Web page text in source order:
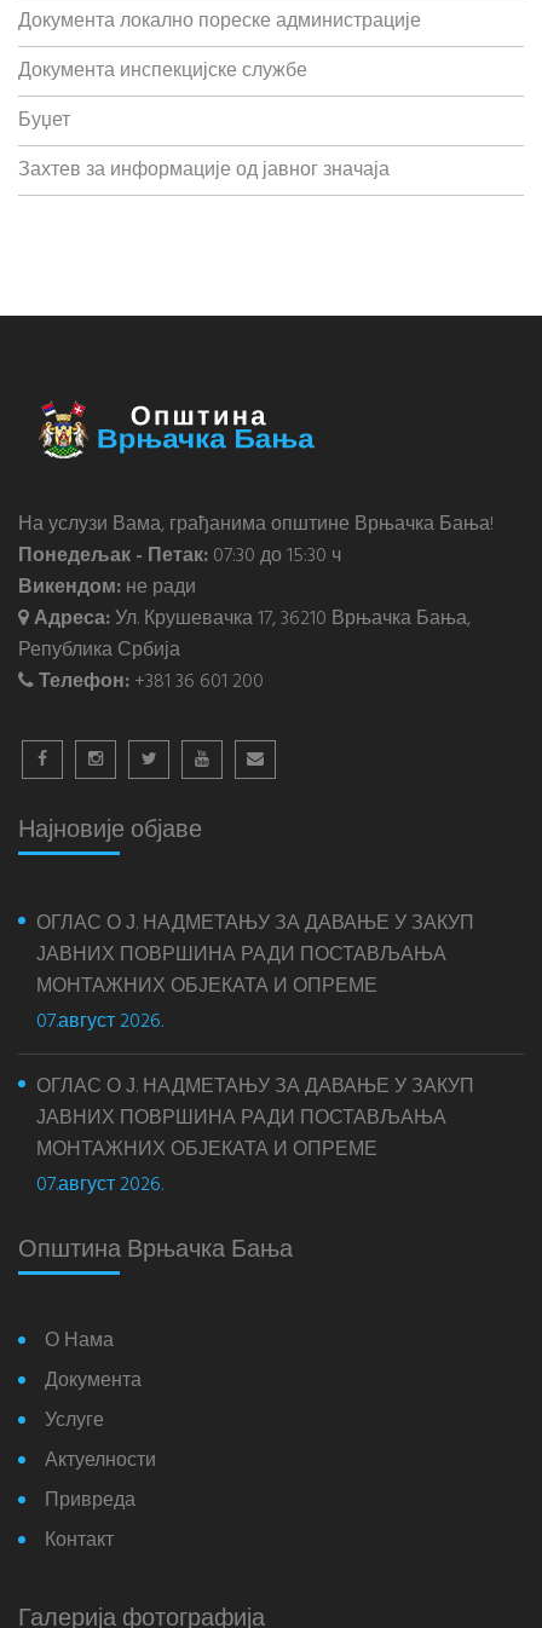
Документа локално пореске администрације
Документа инспекцијске службе
Буџет
Захтев за информације од јавног значаја
На услузи Вама, грађанима општине Врњачка Бања!
Понедељак - Петак:07:30 до 15:30 ч
Викендом:не ради
Адреса:Ул. Крушевачка 17, 36210 Врњачка Бања,
Република Србија
Телефон:+381 36 601 200
Најновије објаве
ОГЛАС О Ј. НАДМЕТАЊУ ЗА ДАВАЊЕ У ЗАКУП
ЈАВНИХ ПОВРШИНА РАДИ ПОСТАВЉАЊА
МОНТАЖНИХ ОБЈЕКАТА И ОПРЕМЕ
07.август 2026.
ОГЛАС О Ј. НАДМЕТАЊУ ЗА ДАВАЊЕ У ЗАКУП
ЈАВНИХ ПОВРШИНА РАДИ ПОСТАВЉАЊА
МОНТАЖНИХ ОБЈЕКАТА И ОПРЕМЕ
07.август 2026.
Општина Врњачка Бања
О Нама
Документа
Услуге
Актуелности
Привреда
Контакт
Галерија фотографија